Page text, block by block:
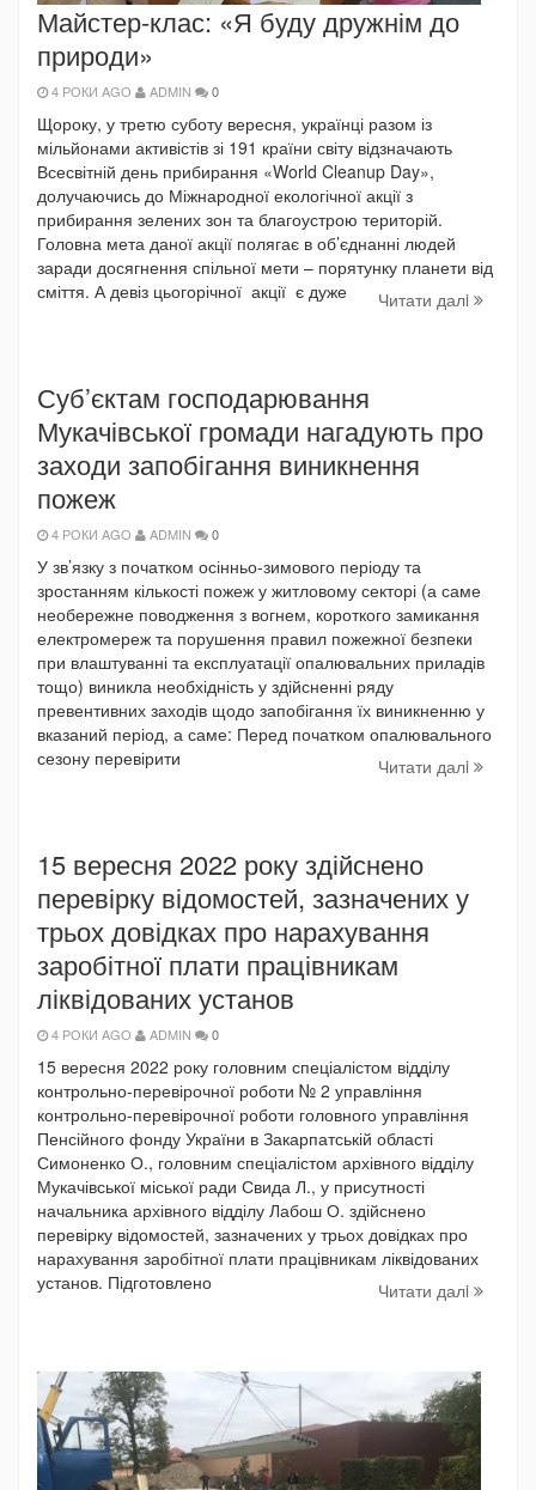
Майстер-клас: «Я буду дружнім до
природи»
4 РОКИ AGO ADMIN 0
Щороку, у третю суботу вересня, українці разом із
мільйонами активістів зі 191 країни світу відзначають
Всесвітній день прибирання «World Cleanup Day»,
долучаючись до Міжнародної екологічної акції з
прибирання зелених зон та благоустрою територій.
Головна мета даної акції полягає в об’єднанні людей
заради досягнення спільної мети – порятунку планети від
сміття. А девіз цьогорічної акції є дуже
Читати далi
Суб’єктам господарювання
Мукачівської громади нагадують про
заходи запобігання виникнення
пожеж
4 РОКИ AGO ADMIN 0
У зв’язку з початком осінньо-зимового періоду та
зростанням кількості пожеж у житловому секторі (а саме
необережне поводження з вогнем, короткого замикання
електромереж та порушення правил пожежної безпеки
при влаштуванні та експлуатації опалювальних приладів
тощо) виникла необхідність у здійсненні ряду
превентивних заходів щодо запобігання їх виникненню у
вказаний період, а саме: Перед початком опалювального
сезону перевірити
Читати далi
15 вересня 2022 року здійснено
перевірку відомостей, зазначених у
трьох довідках про нарахування
заробітної плати працівникам
ліквідованих установ
4 РОКИ AGO ADMIN 0
15 вересня 2022 року головним спеціалістом відділу
контрольно-перевірочної роботи № 2 управління
контрольно-перевірочної роботи головного управління
Пенсійного фонду України в Закарпатській області
Симоненко О., головним спеціалістом архівного відділу
Мукачівської міської ради Свида Л., у присутності
начальника архівного відділу Лабош О. здійснено
перевірку відомостей, зазначених у трьох довідках про
нарахування заробітної плати працівникам ліквідованих
установ. Підготовлено
Читати далi